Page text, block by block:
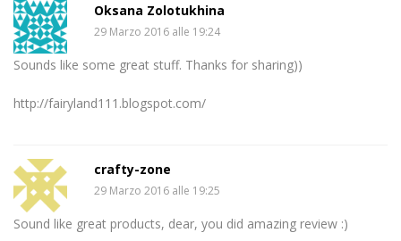
Oksana Zolotukhina
29 Marzo 2016 alle 19:24
Sounds like some great stuff. Thanks for sharing))
http://fairyland111.blogspot.com/
crafty-zone
29 Marzo 2016 alle 19:25
Sound like great products, dear, you did amazing review :)